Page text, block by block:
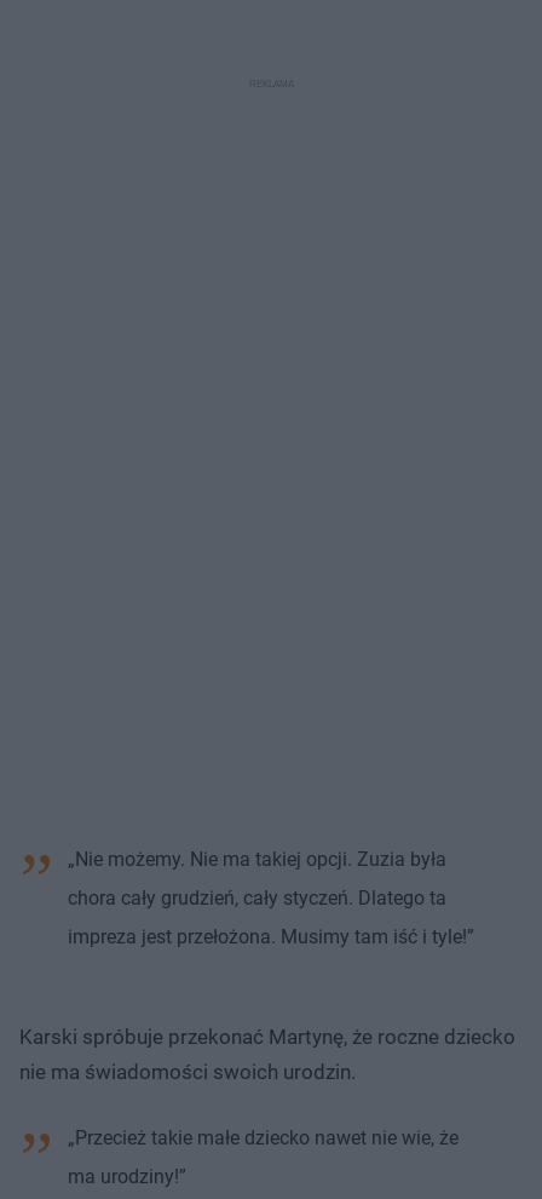
„Nie możemy. Nie ma takiej opcji. Zuzia była
chora cały grudzień, cały styczeń. Dlatego ta
impreza jest przełożona. Musimy tam iść i tyle!”
Karski spróbuje przekonać Martynę, że roczne dziecko
nie ma świadomości swoich urodzin.
„Przecież takie małe dziecko nawet nie wie, że
ma urodziny!”